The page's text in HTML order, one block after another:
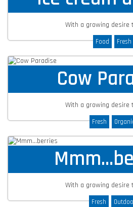
With a growing desire
Food Fresh
Cow
With a growing desire
Fresh
With a growing desire
Fresh